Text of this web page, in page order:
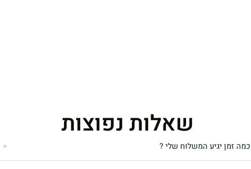
שאלות נפוצות
זמן יגיע המשלוח שלי ?